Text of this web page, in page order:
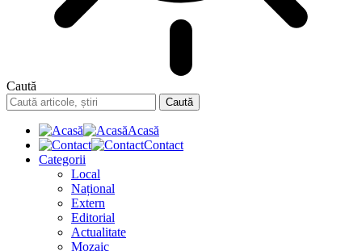
Caută
Acasă
Contact
Categorii
Local
Național
Extern
Editorial
Actualitate
Mozaic